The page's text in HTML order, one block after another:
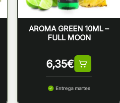
AROMA GREEN 10ML –
FULL MOON
6,35€
Entrega martes